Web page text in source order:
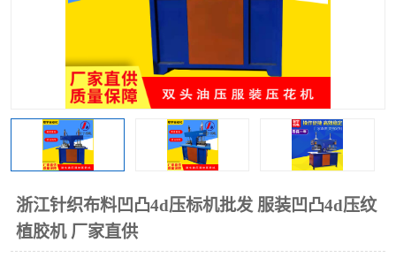
浙江针织布料凹凸4d压标机批发 服装凹凸4d压纹
植胶机 厂家直供